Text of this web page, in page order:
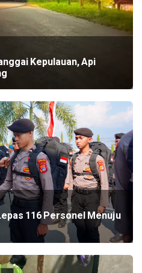
Kepulauan, Api
116 Personel Menuju